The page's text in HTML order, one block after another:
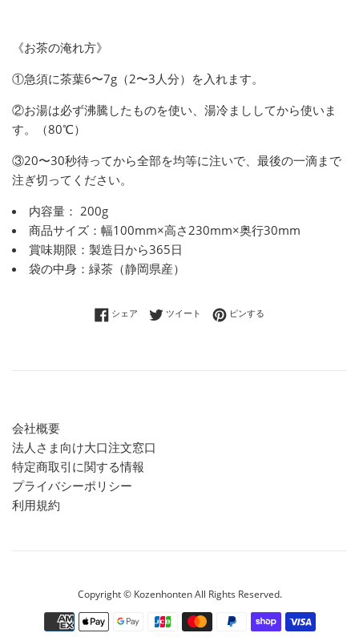
《お茶の淹れ方》
①急須に茶葉6〜7g（2〜3人分）を入れます。
②お湯は必ず沸騰したものを使い、湯冷まししてから使いま
す。（80℃）
③20〜30秒待ってから全部を均等に注いで、最後の一滴まで
注ぎ切ってください。
内容量： 200g
商品サイズ：幅100mm×高さ230mm×奥行30mm
賞味期限：製造日から365日
袋の中身：緑茶（静岡県産）
シェア Facebookでシェアする
ツイート Twitterに投稿する
ピンする
会社概要
法人さま向け大口注文窓口
特定商取引に関する情報
プライバシーポリシー
利用規約
Copyright © Kozenhonten All Rights Reserved.
お